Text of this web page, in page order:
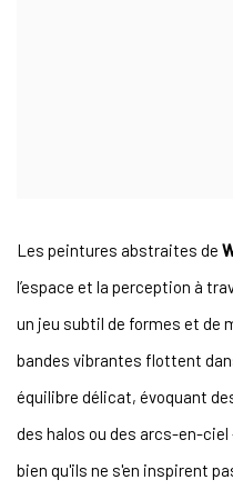
Les peintures abstraites de
l’espace et la perception à
un jeu subtil de formes et de
bandes vibrantes flottent
équilibre délicat, évoquant
des halos ou des arcs-en-ciel
bien qu'ils ne s'en inspirent